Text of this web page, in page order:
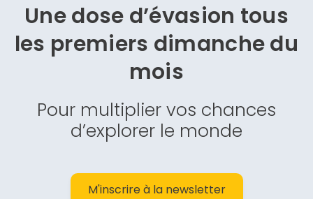
Une dose d’évasion tous
les premiers dimanche du
mois
Pour multiplier vos chances
d’explorer le monde
M'inscrire à la newsletter